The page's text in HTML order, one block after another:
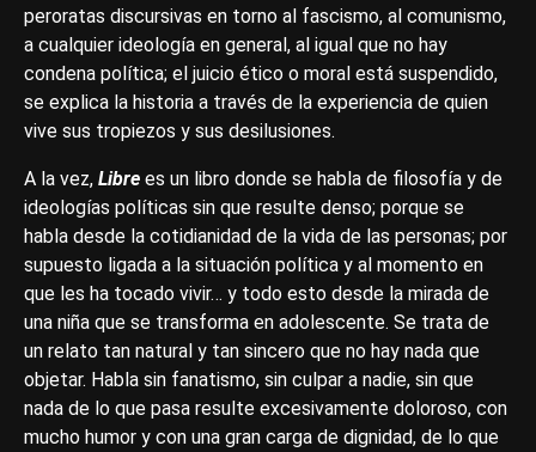
peroratas discursivas en torno al fascismo, al comunismo,
a cualquier ideología en general, al igual que no hay
condena política; el juicio ético o moral está suspendido,
se explica la historia a través de la experiencia de quien
vive sus tropiezos y sus desilusiones.
A la vez, Libre es un libro donde se habla de filosofía y de
ideologías políticas sin que resulte denso; porque se
habla desde la cotidianidad de la vida de las personas; por
supuesto ligada a la situación política y al momento en
que les ha tocado vivir… y todo esto desde la mirada de
una niña que se transforma en adolescente. Se trata de
un relato tan natural y tan sincero que no hay nada que
objetar. Habla sin fanatismo, sin culpar a nadie, sin que
nada de lo que pasa resulte excesivamente doloroso, con
mucho humor y con una gran carga de dignidad, de lo que